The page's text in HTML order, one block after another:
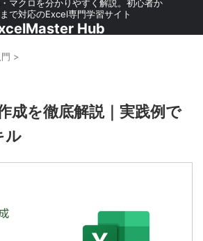
マクロを分かりやすく解説。初心者か
で対応のExcel専門学習サイト
Hub
>
成を徹底解説｜実践例で
ル